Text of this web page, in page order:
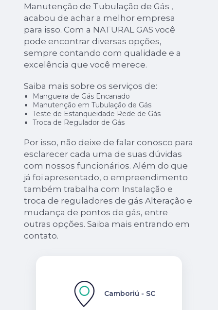
Manutenção de Tubulação de Gás ,
acabou de achar a melhor empresa
para isso. Com a NATURAL GAS você
pode encontrar diversas opções,
sempre contando com qualidade e a
excelência que você merece.
Saiba mais sobre os serviços de:
Mangueira de Gás Encanado
Manutenção em Tubulação de Gás
Teste de Estanqueidade Rede de Gás
Troca de Regulador de Gás
Por isso, não deixe de falar conosco para
esclarecer cada uma de suas dúvidas
com nossos funcionários. Além do que
já foi apresentado, o empreendimento
também trabalha com Instalação e
troca de reguladores de gás Alteração e
mudança de pontos de gás, entre
outras opções. Saiba mais entrando em
contato.
Camboriú - SC